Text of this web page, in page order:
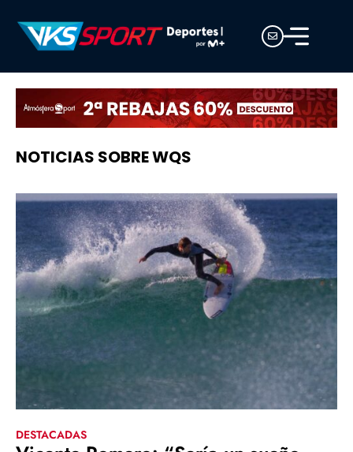
NOTICIAS SOBRE WQS
DESTACADAS